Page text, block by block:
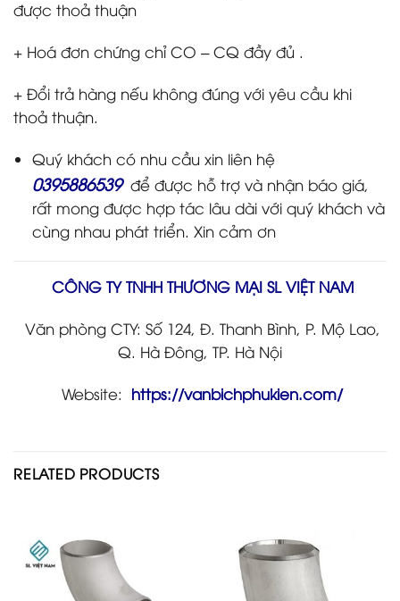
được thoả thuận
+ Hoá đơn chứng chỉ CO – CQ đầy đủ .
+ Đổi trả hàng nếu không đúng với yêu cầu khi
thoả thuận.
Quý khách có nhu cầu xin liên hệ
0395886539 để được hỗ trợ và nhận báo giá,
rất mong được hợp tác lâu dài với quý khách và
cùng nhau phát triển. Xin cảm ơn
CÔNG TY TNHH THƯƠNG MẠI SL VIỆT NAM
Văn phòng CTY: Số 124, Đ. Thanh Bình, P. Mộ Lao,
Q. Hà Đông, TP. Hà Nội
Website: https://vanbichphukien.com/
RELATED PRODUCTS